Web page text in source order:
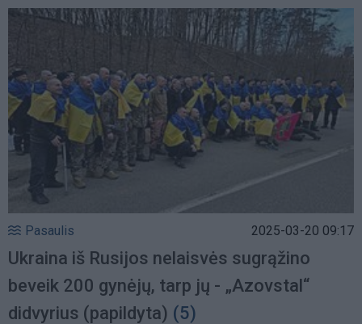
Pasaulis 2025-03-20 09:17
Ukraina iš Rusijos nelaisvės sugrąžino
beveik 200 gynėjų, tarp jų - „Azovstal“
didvyrius (papildyta) (5)